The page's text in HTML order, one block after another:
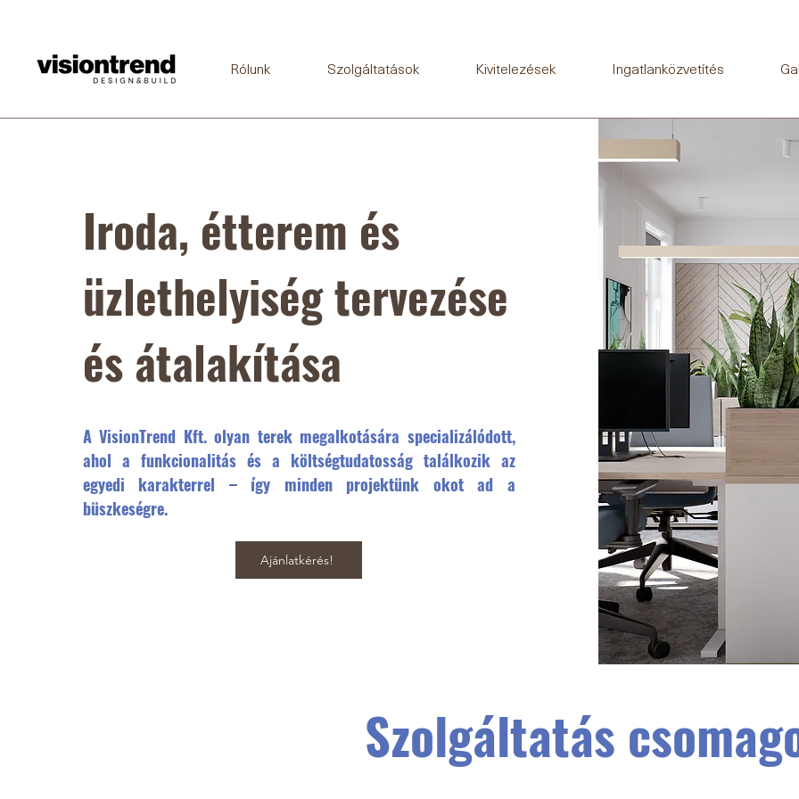
Rólunk Szolgáltatások Kivitelezések Ingatlanközvetítés
Iroda, étterem és
üzlethelyiség tervezése
és átalakítása
A VisionTrend Kft. olyan terek megalkotására specializálódott,
ahol a funkcionalitás és a költségtudatosság találkozik az
egyedi karakterrel – így minden projektünk okot ad a
büszkeségre.
Ajánlatkérés!
Szolgáltatás